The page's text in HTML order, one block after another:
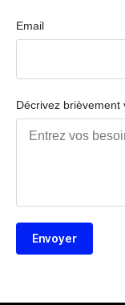
Email
Décrivez brièvement
Envoyer